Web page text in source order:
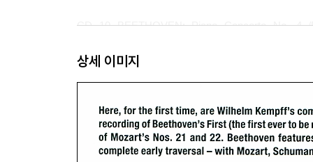
CD 10 BEETHOVEN: Piano Concerto No. 4
CD 11 MOZART: Piano Concertos Nos. 9 & 15 /
CD 12 1-3 SCHUMANN: Piano Concerto in A
Decca (1954)
상세 이미지